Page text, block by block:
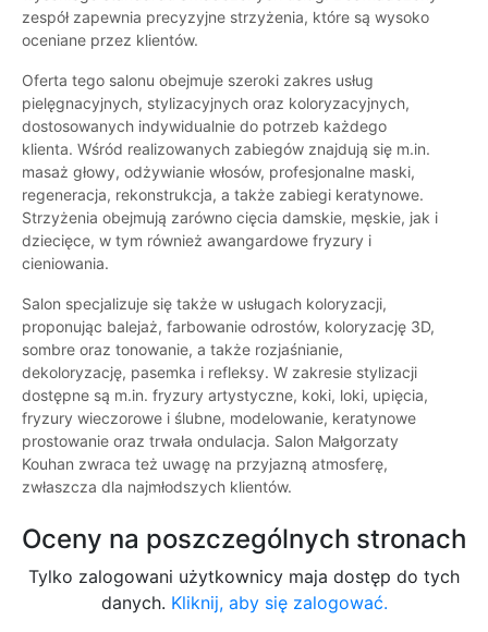
zespół zapewnia precyzyjne strzyżenia, które są wysoko
oceniane przez klientów.
Oferta tego salonu obejmuje szeroki zakres usług
pielęgnacyjnych, stylizacyjnych oraz koloryzacyjnych,
dostosowanych indywidualnie do potrzeb każdego
klienta. Wśród realizowanych zabiegów znajdują się m.in.
masaż głowy, odżywianie włosów, profesjonalne maski,
regeneracja, rekonstrukcja, a także zabiegi keratynowe.
Strzyżenia obejmują zarówno cięcia damskie, męskie, jak i
dziecięce, w tym również awangardowe fryzury i
cieniowania.
Salon specjalizuje się także w usługach koloryzacji,
proponując balejaż, farbowanie odrostów, koloryzację 3D,
sombre oraz tonowanie, a także rozjaśnianie,
dekoloryzację, pasemka i refleksy. W zakresie stylizacji
dostępne są m.in. fryzury artystyczne, koki, loki, upięcia,
fryzury wieczorowe i ślubne, modelowanie, keratynowe
prostowanie oraz trwała ondulacja. Salon Małgorzaty
Kouhan zwraca też uwagę na przyjazną atmosferę,
zwłaszcza dla najmłodszych klientów.
Oceny na poszczególnych stronach
Tylko zalogowani użytkownicy maja dostęp do tych
danych. Kliknij, aby się zalogować.